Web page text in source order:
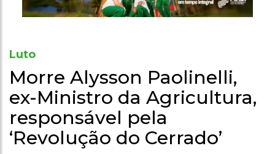
Luto
Morre Alysson Paolinelli,
ex-Ministro da Agricultura,
responsável pela
‘Revolução do Cerrado’